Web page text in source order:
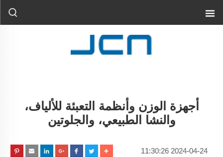
أجهزة الوزن وأنظمة التعبئة للألياف،
والنشا الطبيعي، والجلوتين
2024-04-24 11:30:26